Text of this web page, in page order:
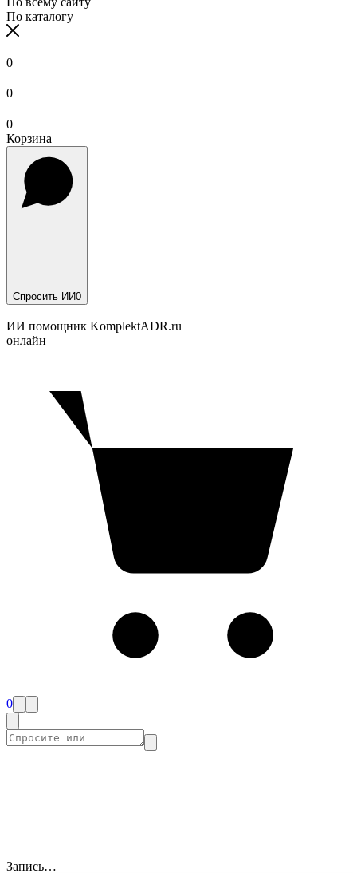
По каталогу
0
0
0
Корзина
Спросить ИИ0
ИИ помощник KomplektADR.ru
онлайн
0
Запись…